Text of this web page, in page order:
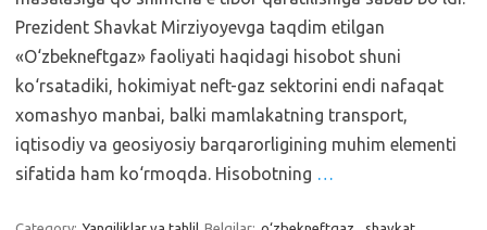
Prezident Shavkat Mirziyoyevga taqdim etilgan
«O‘zbekneftgaz» faoliyati haqidagi hisobot shuni
ko‘rsatadiki, hokimiyat neft-gaz sektorini endi nafaqat
xomashyo manbai, balki mamlakatning transport,
iqtisodiy va geosiyosiy barqarorligining muhim elementi
sifatida ham ko‘rmoqda. Hisobotning …